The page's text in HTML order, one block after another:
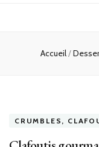
Accueil/
CRUMBLES,